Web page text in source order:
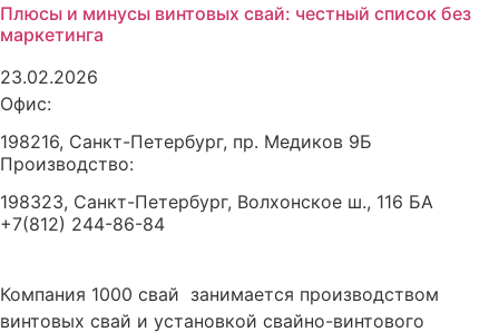
Плюсы и минусы винтовых свай: честный список без
маркетинга
23.02.2026
Офис:
198216, Санкт-Петербург, пр. Медиков 9Б
Производство:
198323, Санкт-Петербург, Волхонское ш., 116 БА
+7(812) 244-86-84
Компания 1000 свай занимается производством
винтовых свай и установкой свайно-винтового